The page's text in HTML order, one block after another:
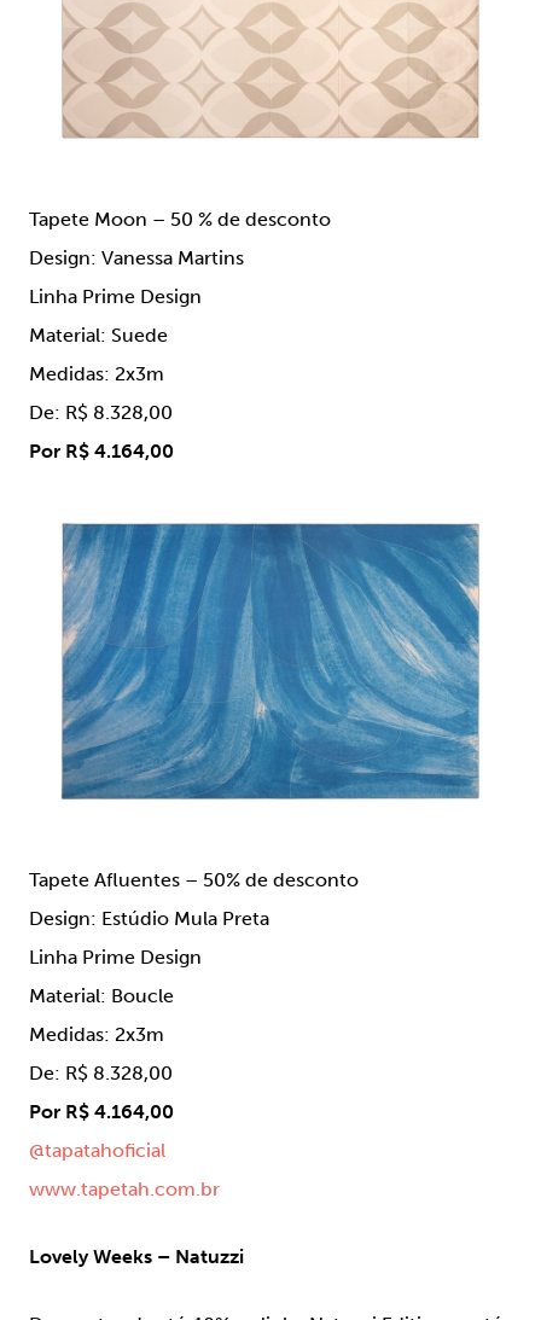
Tapete Moon – 50 % de desconto
Design: Vanessa Martins
Linha Prime Design
Material: Suede
Medidas: 2x3m
De: R$ 8.328,00
Por R$ 4.164,00
Tapete Afluentes – 50% de desconto
Design: Estúdio Mula Preta
Linha Prime Design
Material: Boucle
Medidas: 2x3m
De: R$ 8.328,00
Por R$ 4.164,00
@tapatahoficial
www.tapetah.com.br
Lovely Weeks – Natuzzi